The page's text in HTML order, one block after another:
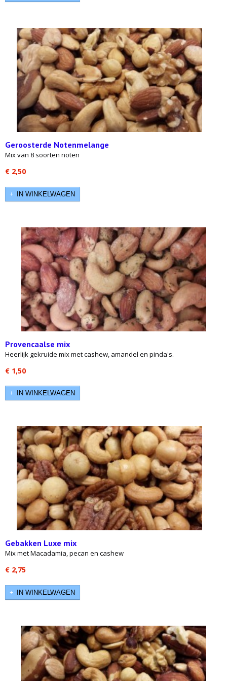
Geroosterde Notenmelange
Mix van 8 soorten noten
€ 2,50
IN WINKELWAGEN
Provencaalse mix
Heerlijk gekruide mix met cashew, amandel en pinda's.
€ 1,50
IN WINKELWAGEN
Gebakken Luxe mix
Mix met Macadamia, pecan en cashew
€ 2,75
IN WINKELWAGEN